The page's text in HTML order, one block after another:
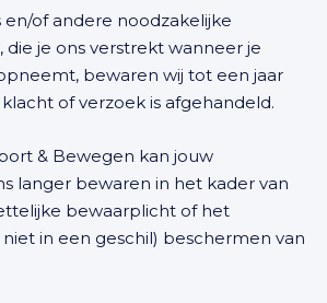
of andere noodzakelijke
je ons verstrekt wanneer je
bewaren wij tot een jaar
of verzoek is afgehandeld.
& Bewegen kan jouw
langer bewaren in het kader van
bewaarplicht of het
in een geschil) beschermen van